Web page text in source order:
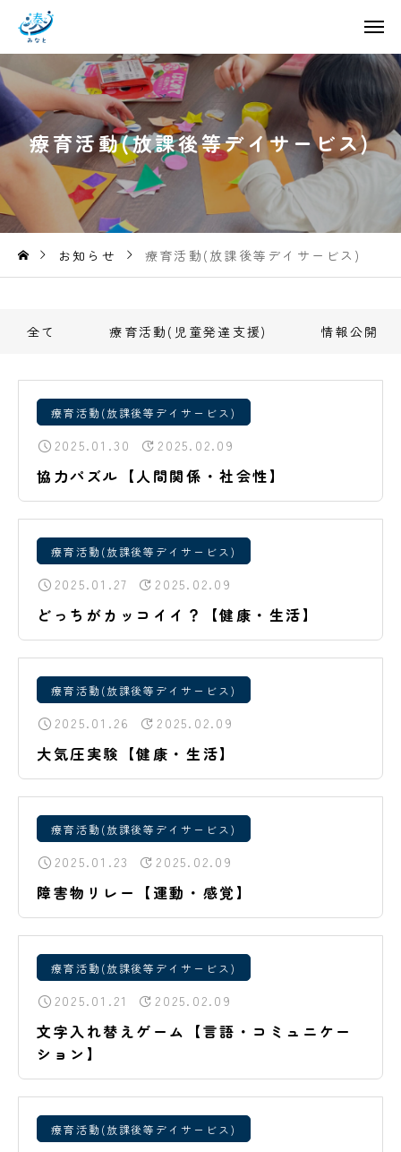
療育活動(放課後等デイサービス)
お知らせ 療育活動(放課後等デイサービス)
全て 療育活動(児童発達支援) 情報公開
療育活動(放課後等デイサービス)
2025.01.30 2025.02.09
協力パズル【人間関係・社会性】
療育活動(放課後等デイサービス)
2025.01.27 2025.02.09
どっちがカッコイイ？【健康・生活】
療育活動(放課後等デイサービス)
2025.01.26 2025.02.09
大気圧実験【健康・生活】
療育活動(放課後等デイサービス)
2025.01.23 2025.02.09
障害物リレー【運動・感覚】
療育活動(放課後等デイサービス)
2025.01.21 2025.02.09
文字入れ替えゲーム【言語・コミュニケー
ション】
療育活動(放課後等デイサービス)